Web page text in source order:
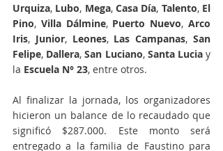
Urquiza, Lubo, Mega, Casa Día, Talento, El
Pino, Villa Dálmine, Puerto Nuevo, Arco
Iris, Junior, Leones, Las Campanas, San
Felipe, Dallera, San Luciano, Santa Lucia y
la Escuela N° 23, entre otros.
Al finalizar la jornada, los organizadores
hicieron un balance de lo recaudado que
significó $287.000. Este monto será
entregado a la familia de Faustino para